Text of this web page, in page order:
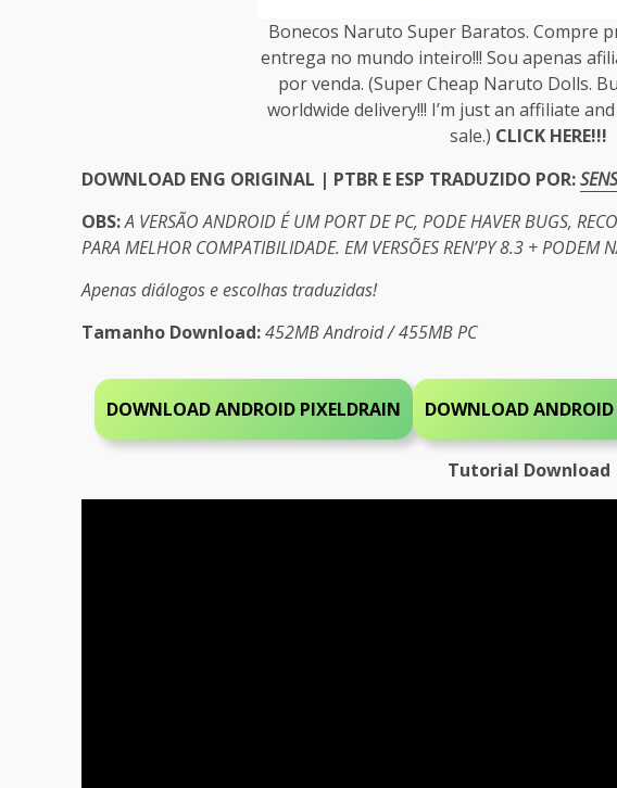
Bonecos Naruto Super Baratos. Compre
entrega no mundo inteiro!!! Sou apenas
por venda. (Super Cheap Naruto Dolls.
worldwide delivery!!! I’m just an affiliate
sale.) CLICK HERE!!!
DOWNLOAD ENG ORIGINAL | PTBR E ESP TRADUZIDO POR:
OBS:A VERSÃO ANDROID É UM PORT DE PC, PODE HAVER BUGS,
PARA MELHOR COMPATIBILIDADE. EM VERSÕES REN’PY 8.3 + PODEM
Apenas diálogos e escolhas traduzidas!
Tamanho Download:452MB Android / 455MB PC
DOWNLOAD ANDROID PIXELDRAIN DOWNLOAD
Tutorial Download